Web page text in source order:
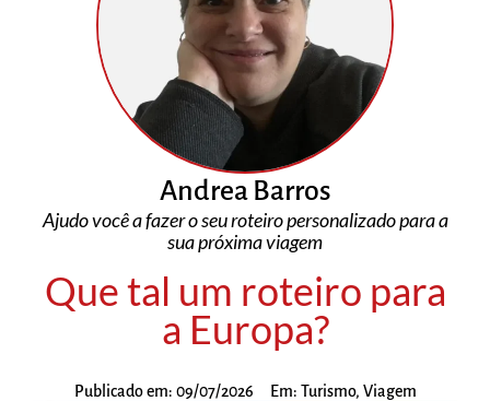
Andrea Barros
Ajudo você a fazer o seu roteiro personalizado para a
sua próxima viagem
Que tal um roteiro para
a Europa?
Publicado em: 09/07/2026 Em: Turismo, Viagem